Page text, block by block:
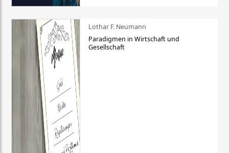
Lothar F. Neumann
Paradigmen in Wirtschaft und
Gesellschaft